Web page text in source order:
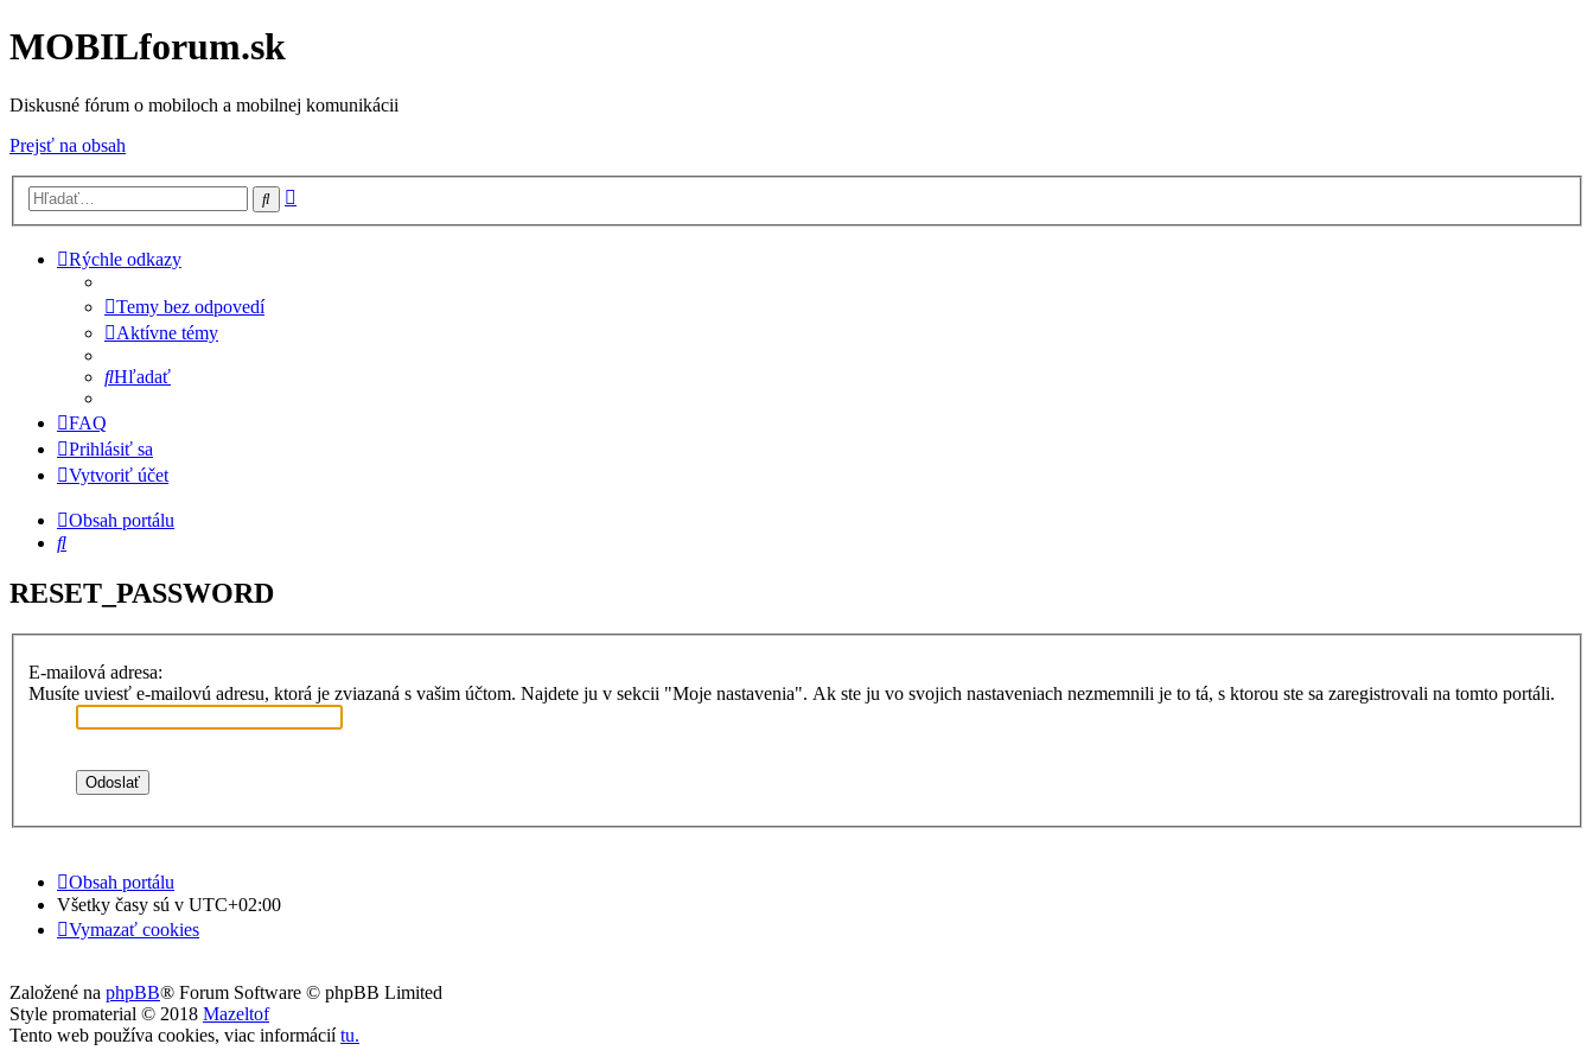
MOBILforum.sk
Diskusné fórum o mobiloch a mobilnej komunikácii
Prejsť na obsah
Hľadať
Rýchle odkazy
Temy bez odpovedí
Aktívne témy
Hľadať
FAQ
Prihlásiť sa
Vytvoriť účet
Obsah portálu
Hľadať
RESET_PASSWORD
E-mailová adresa:
Musíte uviesť e-mailovú adresu, ktorá je zviazaná s vašim účtom. Najdete ju v sekcii "Moje nastavenia". Ak ste ju vo svojich nastaveniach nezmemnili je to tá, s ktorou ste sa zaregistrovali na tomto portáli.
Obsah portálu
Všetky časy sú v UTC+02:00
Vymazať cookies
Založené na phpBB® Forum Software © phpBB Limited
Style promaterial © 2018 Mazeltof
Tento web používa cookies, viac informáciítu.